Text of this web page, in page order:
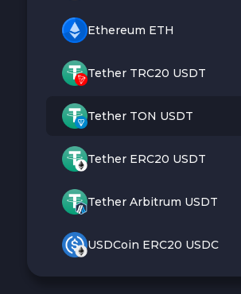
Ethereum ETH
Tether TRC20 USDT
Tether TON USDT
Tether ERC20 USDT
Tether Arbitrum USDT
USDCoin ERC20 USDC